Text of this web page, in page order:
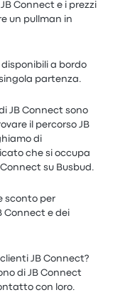
Connect e i prezzi
un pullman in
disponibili a bordo
partenza.
JB Connect sono
il percorso JB
di
che si occupa
su Busbud.
sconto per
Connect e dei
JB Connect?
di JB Connect
con loro.